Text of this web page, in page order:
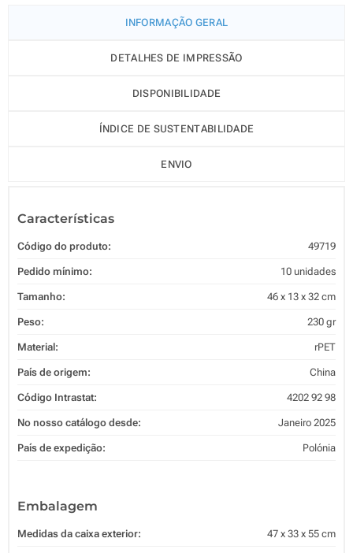
INFORMAÇÃO GERAL
DETALHES DE IMPRESSÃO
DISPONIBILIDADE
ÍNDICE DE SUSTENTABILIDADE
ENVIO
Características
Código do produto: 49719
Pedido mínimo: 10 unidades
Tamanho: 46 x 13 x 32 cm
Peso: 230 gr
Material: rPET
País de origem: China
Código Intrastat: 4202 92 98
No nosso catálogo desde: Janeiro 2025
País de expedição: Polónia
Embalagem
Medidas da caixa exterior: 47 x 33 x 55 cm